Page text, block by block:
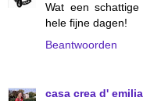
Wat een
hele fijne dagen!
Beantwoorden
casa crea d' emilia